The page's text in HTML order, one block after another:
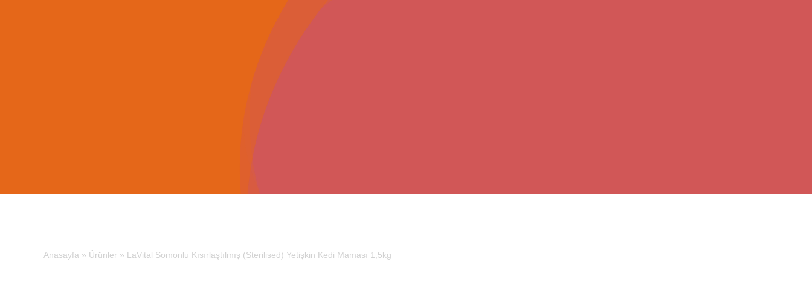
Anasayfa » Ürünler » LaVital Somonlu Kısırlaştılmış (Sterilised) Yetişkin Kedi Maması 1,5kg